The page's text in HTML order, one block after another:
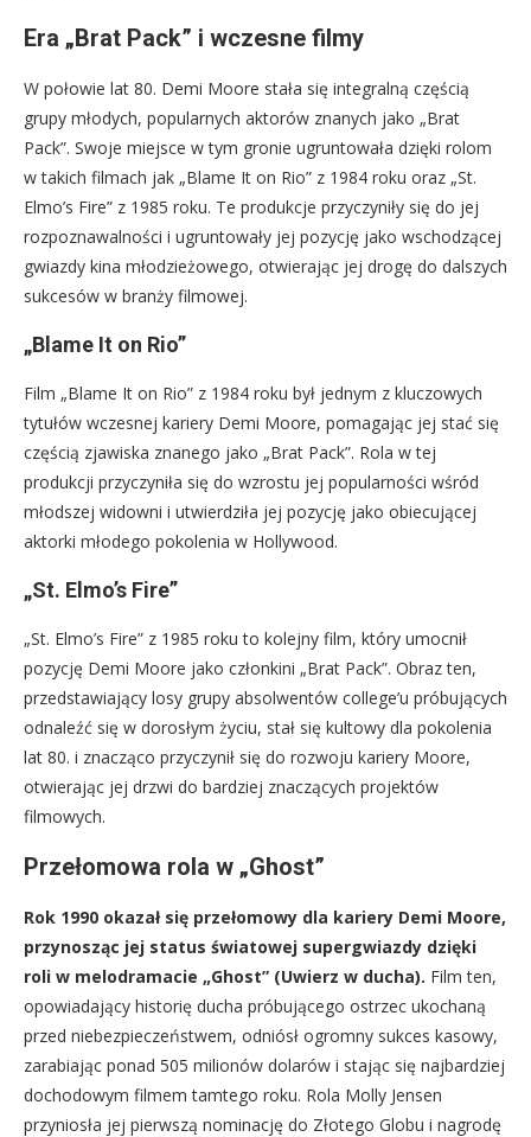
Era „Brat Pack” i wczesne filmy
W połowie lat 80. Demi Moore stała się integralną częścią
grupy młodych, popularnych aktorów znanych jako „Brat
Pack”. Swoje miejsce w tym gronie ugruntowała dzięki rolom
w takich filmach jak „Blame It on Rio” z 1984 roku oraz „St.
Elmo’s Fire” z 1985 roku. Te produkcje przyczyniły się do jej
rozpoznawalności i ugruntowały jej pozycję jako wschodzącej
gwiazdy kina młodzieżowego, otwierając jej drogę do dalszych
sukcesów w branży filmowej.
„Blame It on Rio”
Film „Blame It on Rio” z 1984 roku był jednym z kluczowych
tytułów wczesnej kariery Demi Moore, pomagając jej stać się
częścią zjawiska znanego jako „Brat Pack”. Rola w tej
produkcji przyczyniła się do wzrostu jej popularności wśród
młodszej widowni i utwierdziła jej pozycję jako obiecującej
aktorki młodego pokolenia w Hollywood.
„St. Elmo’s Fire”
„St. Elmo’s Fire” z 1985 roku to kolejny film, który umocnił
pozycję Demi Moore jako członkini „Brat Pack”. Obraz ten,
przedstawiający losy grupy absolwentów college’u próbujących
odnaleźć się w dorosłym życiu, stał się kultowy dla pokolenia
lat 80. i znacząco przyczynił się do rozwoju kariery Moore,
otwierając jej drzwi do bardziej znaczących projektów
filmowych.
Przełomowa rola w „Ghost”
Rok 1990 okazał się przełomowy dla kariery Demi Moore,
przynosząc jej status światowej supergwiazdy dzięki
roli w melodramacie „Ghost” (Uwierz w ducha). Film ten,
opowiadający historię ducha próbującego ostrzec ukochaną
przed niebezpieczeństwem, odniósł ogromny sukces kasowy,
zarabiając ponad 505 milionów dolarów i stając się najbardziej
dochodowym filmem tamtego roku. Rola Molly Jensen
przyniosła jej pierwszą nominację do Złotego Globu i nagrodę